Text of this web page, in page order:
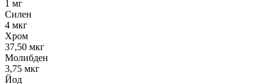
1 мг
Силен
4 мкг
Хром
37,50 мкг
Молибден
3,75 мкг
Йод